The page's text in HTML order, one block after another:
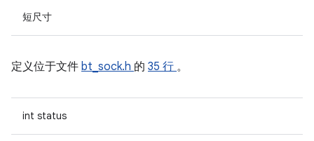
短尺寸
定义位于文件 bt_sock.h 的 35 行 。
int status